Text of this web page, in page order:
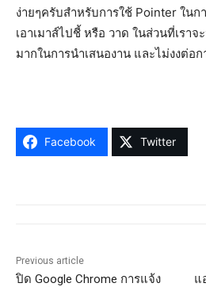
ง่ายๆครับสำหรับการใช้ Pointer ในก
เอาเมาส์ไปชี้ หรือ วาด ในส่วนที่เราจ
มากในการนำเสนองาน และไม่งงต่อ
Facebook Twitter
Previous article
ปิด Google Chrome การแจ้ง
แ